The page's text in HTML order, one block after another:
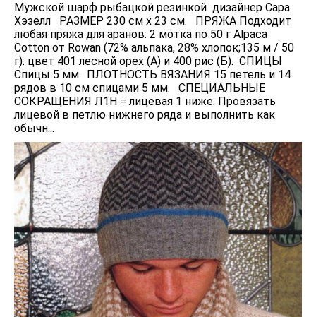
Мужской шарф рыбацкой резинкой дизайнер Сара
Хэзелл РАЗМЕР 230 см х 23 см. ПРЯЖА Подходит
любая пряжа для аранов: 2 мотка по 50 г Alpaca
Cotton от Rowan (72% альпака, 28% хлопок;135 м / 50
г): цвет 401 лесной орех (A) и 400 рис (Б). СПИЦЫ
Спицы 5 мм. ПЛОТНОСТЬ ВЯЗАНИЯ 15 петель и 14
рядов в 10 см спицами 5 мм. СПЕЦИАЛЬНЫЕ
СОКРАЩЕНИЯ Л1Н = лицевая 1 ниже. Провязать
лицевой в петлю нижнего ряда и выполнить как
обычн...